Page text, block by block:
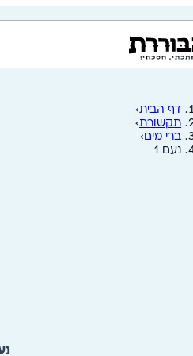
דף הבית›
תקשורת›
ברי מים ›
נעם 1